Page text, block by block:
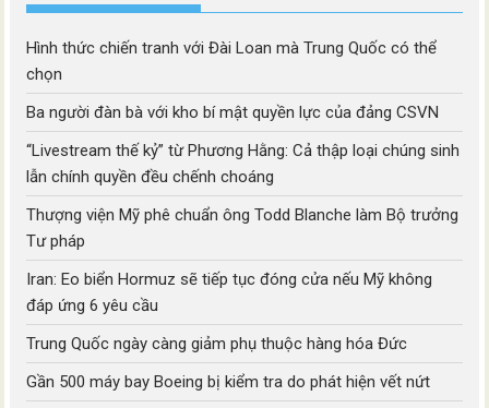
Hình thức chiến tranh với Đài Loan mà Trung Quốc có thể
chọn
Ba người đàn bà với kho bí mật quyền lực của đảng CSVN
“Livestream thế kỷ” từ Phương Hằng: Cả thập loại chúng sinh
lẫn chính quyền đều chếnh choáng
Thượng viện Mỹ phê chuẩn ông Todd Blanche làm Bộ trưởng
Tư pháp
Iran: Eo biển Hormuz sẽ tiếp tục đóng cửa nếu Mỹ không
đáp ứng 6 yêu cầu
Trung Quốc ngày càng giảm phụ thuộc hàng hóa Đức
Gần 500 máy bay Boeing bị kiểm tra do phát hiện vết nứt